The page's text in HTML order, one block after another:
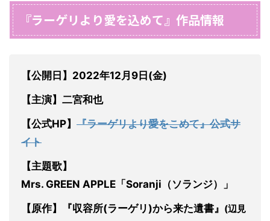
『ラーゲリより愛を込めて』作品情報
【公開日】2022年12月9日(金)
【主演】二宮和也
【公式HP】 『ラーゲリより愛をこめて』公式サ
イト
【主題歌】
Mrs. GREEN APPLE「Soranji（ソランジ）」
【原作】『収容所(ラーゲリ)から来た遺書』 (辺見